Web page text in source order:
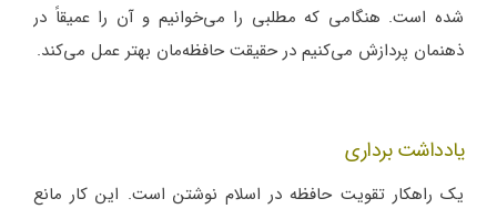
شده است. هنگامی که مطلبی را می‌خوانیم و آن را عمیقاً در
ذهنمان پردازش می‌کنیم در حقیقت حافظه‌مان بهتر عمل می‌کند.
یادداشت برداری
یک راهکار تقویت حافظه در اسلام نوشتن است. این کار مانع